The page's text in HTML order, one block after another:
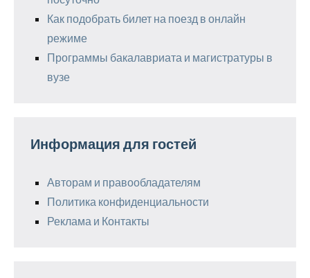
Как подобрать билет на поезд в онлайн
режиме
Программы бакалавриата и магистратуры в
вузе
Информация для гостей
Авторам и правообладателям
Политика конфиденциальности
Реклама и Контакты